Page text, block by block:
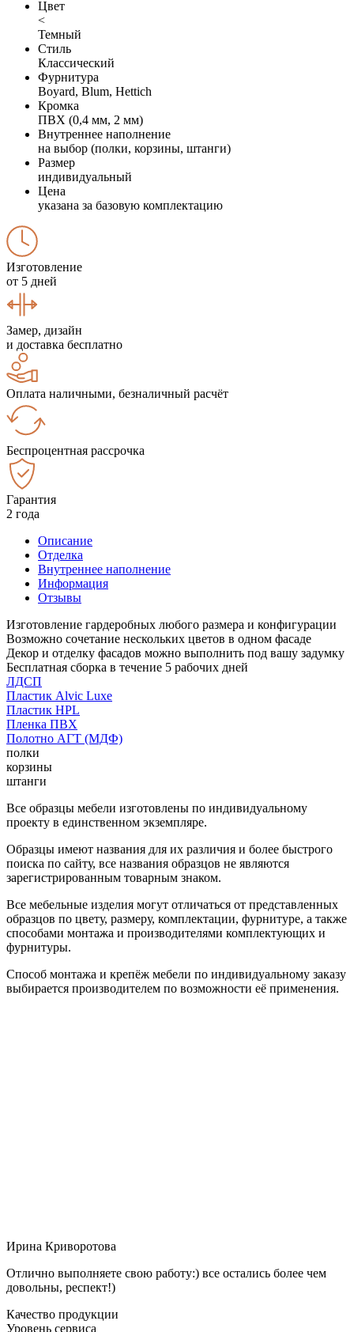
Цвет
<
Темный
Стиль
Классический
Фурнитура
Boyard, Blum, Hettich
Кромка
ПВХ (0,4 мм, 2 мм)
Внутреннее наполнение
на выбор (полки, корзины, штанги)
Размер
индивидуальный
Цена
указана за базовую комплектацию
Изготовление
от 5 дней
Замер, дизайн
и доставка бесплатно
Оплата наличными, безналичный расчёт
Беспроцентная рассрочка
Гарантия
2 года
Описание
Отделка
Внутреннее наполнение
Информация
Отзывы
Изготовление гардеробных любого размера и конфигурации
Возможно сочетание нескольких цветов в одном фасаде
Декор и отделку фасадов можно выполнить под вашу задумку
Бесплатная сборка в течение 5 рабочих дней
ЛДСП
Пластик Alvic Luxe
Пластик HPL
Пленка ПВХ
Полотно АГТ (МДФ)
полки
корзины
штанги
Все образцы мебели изготовлены по индивидуальному
проекту в единственном экземпляре.
Образцы имеют названия для их различия и более быстрого
поиска по сайту, все названия образцов не являются
зарегистрированным товарным знаком.
Все мебельные изделия могут отличаться от представленных
образцов по цвету, размеру, комплектации, фурнитуре, а также
способами монтажа и производителями комплектующих и
фурнитуры.
Способ монтажа и крепёж мебели по индивидуальному заказу
выбирается производителем по возможности её применения.
Ирина Криворотова
Отлично выполняете свою работу:) все остались более чем
довольны, респект!)
Качество продукции
Уровень сервиса